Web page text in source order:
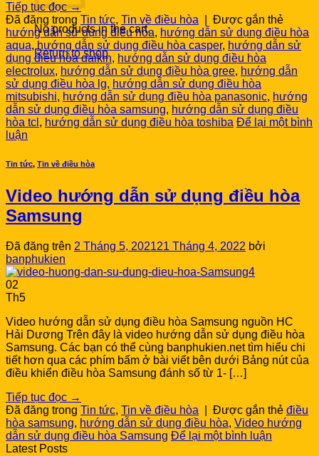
No products in the cart.
Return to shop
Tiếp tục đọc→
Đã đăng trong Tin tức, Tin về điều hòa
Được gắn thẻ
hướng dẫn sử dụng điều hòa, hướng dẫn sử dụng điều hòa
aqua, hướng dẫn sử dụng điều hòa casper, hướng dẫn sử
dụng điều hòa daikin, hướng dẫn sử dụng điều hòa
electrolux, hướng dẫn sử dụng điều hòa gree, hướng dẫn
sử dụng điều hòa lg, hướng dẫn sử dụng điều hòa
mitsubishi, hướng dẫn sử dụng điều hòa panasonic, hướng
dẫn sử dụng điều hòa samsung, hướng dẫn sử dụng điều
hòa tcl , hướng dẫn sử dụng điều hòa toshiba Để lại một bình
luận
Tin tức, Tin về điều hòa
Video hướng dẫn sử dụng điều hòa
Samsung
Đã đăng trên 2 Tháng 5, 202121 Tháng 4, 2022 bởi
banphukien
02
Th5
Video hướng dẫn sử dụng điều hòa Samsung nguồn HC
Hải Dương Trên đây là video hướng dẫn sử dụng điều hòa
Samsung. Các bạn có thể cùng banphukien.net tìm hiểu chi
tiết hơn qua các phím bấm ở bài viết bên dưới Bảng nút của
điều khiển điều hòa Samsung đánh số từ 1- […]
Tiếp tục đọc →
Đã đăng trong Tin tức, Tin về điều hòa Được gắn thẻ điều
hòa samsung, hướng dẫn sử dụng điều hòa, Video hướng
dẫn sử dụng điều hòa Samsung Để lại một bình luận
Latest Posts